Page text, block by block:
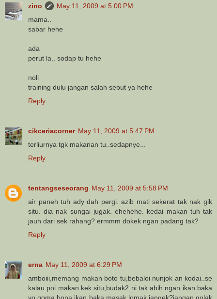
zino
May 11, 2009 at 5:00 PM
mama..
sabar hehe
ada
perut la.. sodap tu hehe
noli
training dulu jangan salah sebut ya hehe
Reply
cikceriacorner May 11, 2009 at 5:47 PM
terliurnya tgk makanan tu..sedapnye...
Reply
tentangseseorang May 11, 2009 at 5:58 PM
air paneh tuh ady dah pergi. azib mati sekerat tak nak gik
situ. dia nak sungai jugak. ehehehe. kedai makan tuh tak
jauh dari sek rahang? ermmm dokek ngan padang tak?
Reply
erna May 11, 2009 at 6:29 PM
amboiii,memang makan boto tu,bebaloi nunjok an kodai..se
kalau poi makan kek situ,budak2 ni tak abih ngan ikan baka